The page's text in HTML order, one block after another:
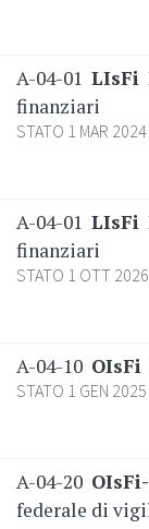
A-04-01 LIsFi
finanziari
STATO 1 MAR 2024
A-04-01 LIsFi
finanziari
STATO 1 OTT 2026
A-04-10 OIsFi
STATO 1 GEN 2025
A-04-20
federale di